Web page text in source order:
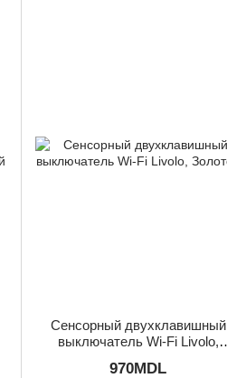
Сенсорный двухклавишный
выключатель Wi-Fi Livolo,
970MDL